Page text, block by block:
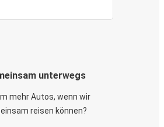
unterwegs
mehr Autos, wenn wir
reisen können?